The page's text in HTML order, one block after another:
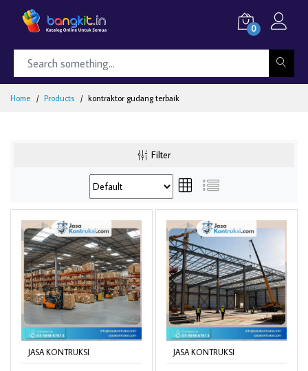
0
Home Products kontraktor gudang terbaik
Filter
JASA KONTRUKSI JASA KONTRUKSI